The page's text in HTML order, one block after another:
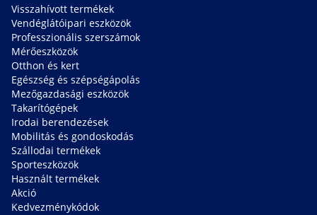
Visszahívott termékek
Vendéglátóipari eszközök
Professzionális szerszámok
Mérőeszközök
Otthon és kert
Egészség és szépségápolás
Mezőgazdasági eszközök
Takarítógépek
Irodai berendezések
Mobilitás és gondoskodás
Szállodai termékek
Sporteszközök
Használt termékek
Akció
Kedvezménykódok